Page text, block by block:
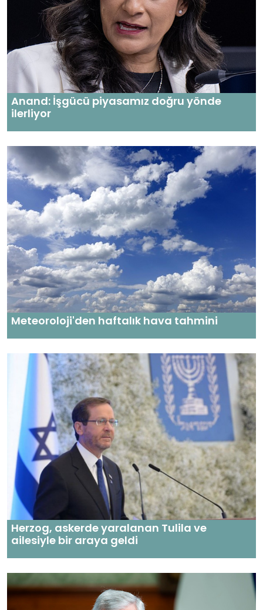
Anand: İşgücü piyasamız doğru yönde
ilerliyor
Meteoroloji'den haftalık hava tahmini
Herzog, askerde yaralanan Tulila ve
ailesiyle bir araya geldi